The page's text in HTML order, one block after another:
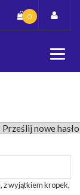
0
Prześlij nowe hasło
z wyjątkiem kropek,